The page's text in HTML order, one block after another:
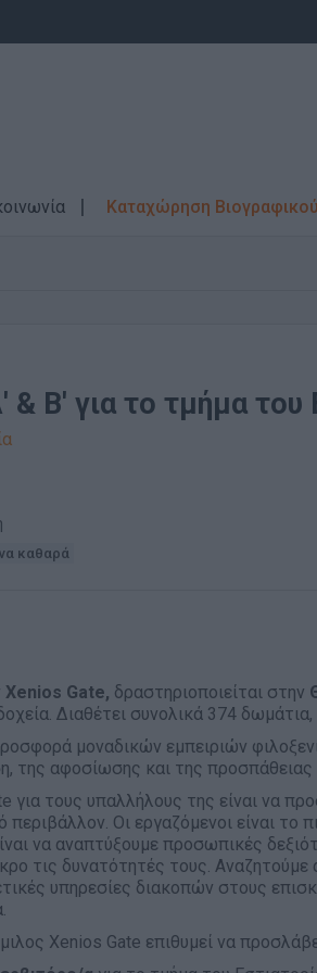
Καταχώρηση Βιογραφικού
& Β' για το τμήμα του
καθαρά
Xenios Gate, δραστηριοποιείται στην
Διαθέτει συνολικά 374
μοναδικών εμπειριών
της αφοσίωσης και της
για τους υπαλλήλους της είναι να
Οι εργαζόμενοι είναι το
να αναπτύξουμε προσωπικές
τις δυνατότητές τους.
υπηρεσίες διακοπών στους
Xenios Gate επιθυμεί να